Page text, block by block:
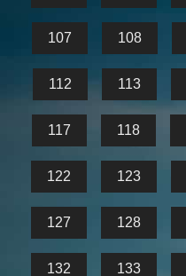
107 108
112 113
117 118
122 123
127 128
132 133